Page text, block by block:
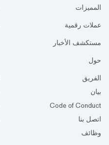
المميزات
عملات رقمية
مستكشف الأخبار
حول
الفريق
بيان
Code of Conduct
اتصل بنا
وظائف